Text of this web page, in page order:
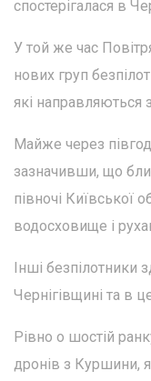
спостерігалася в
У той же час
нових груп
які направляються
Майже через
зазначивши, що
півночі Київської
водосховище і
Інші безпілотники
Чернігівщині та в
Рівно о шостій
дронів з Куршини,